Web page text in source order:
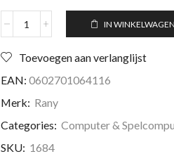
IN WINKELWAGEN
Toevoegen aan verlanglijst
EAN: 0602701064116
Merk: Rany
Categories: Computer &
SKU: 1684